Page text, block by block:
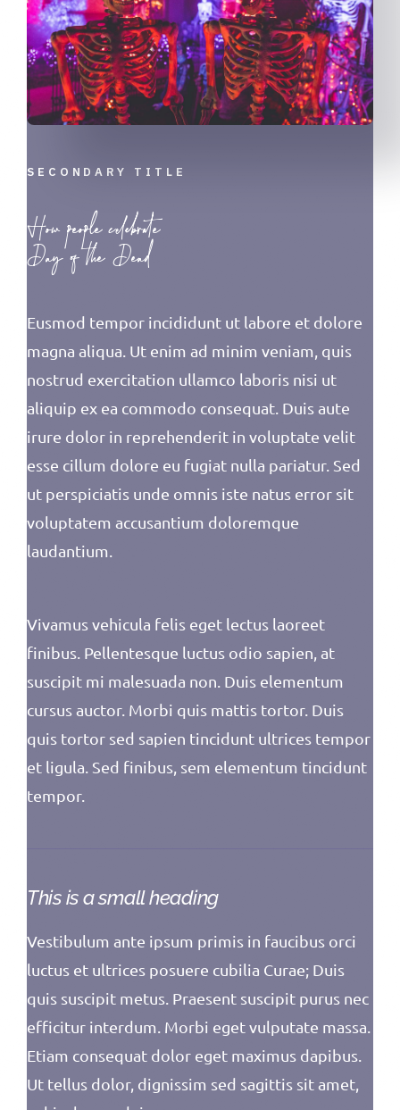
SECONDARY TITLE
How people celebrate
Day of the Dead
Eusmod tempor incididunt ut labore et dolore
magna aliqua. Ut enim ad minim veniam, quis
nostrud exercitation ullamco laboris nisi ut
aliquip ex ea commodo consequat. Duis aute
irure dolor in reprehenderit in voluptate velit
esse cillum dolore eu fugiat nulla pariatur. Sed
ut perspiciatis unde omnis iste natus error sit
voluptatem accusantium doloremque
laudantium.
Vivamus vehicula felis eget lectus laoreet
finibus. Pellentesque luctus odio sapien, at
suscipit mi malesuada non. Duis elementum
cursus auctor. Morbi quis mattis tortor. Duis
quis tortor sed sapien tincidunt ultrices tempor
et ligula. Sed finibus, sem elementum tincidunt
tempor.
This is a small heading
Vestibulum ante ipsum primis in faucibus orci
luctus et ultrices posuere cubilia Curae; Duis
quis suscipit metus. Praesent suscipit purus nec
efficitur interdum. Morbi eget vulputate massa.
Etiam consequat dolor eget maximus dapibus.
Ut tellus dolor, dignissim sed sagittis sit amet,